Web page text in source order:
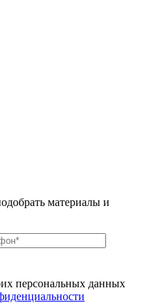
материалы и
персональных данных